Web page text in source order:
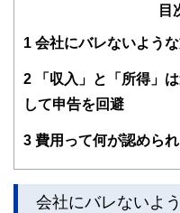
ニングを28年間経
「ローリスク独立
時代を迎え、「収
目
1 会社にバレないような
2 「収入」と「所得」
して申告を回避
3 費用って何が認めら
会社にバレないよ